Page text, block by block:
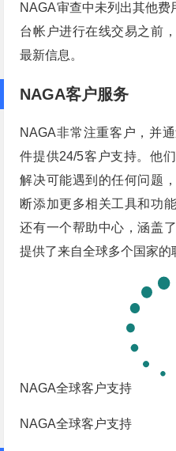
NAGA审查中未列出其他
台帐户进行在线交易之前
最新信息。
NAGA客户服务
NAGA非常注重客户，并
件提供24/5客户支持。他
解决可能遇到的任何问题
断添加更多相关工具和功
还有一个帮助中心，涵盖
提供了来自全球多个国家的
NAGA全球客户支持
NAGA全球客户支持